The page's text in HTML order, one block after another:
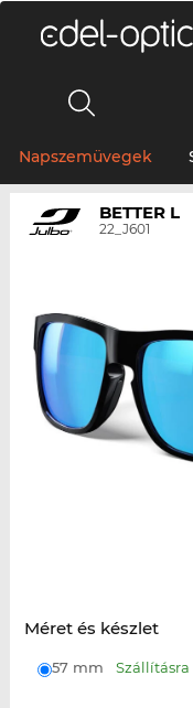
Napszemüvegek
BETTER L
22_J601
Méret és készlet
57 mm Szállításra